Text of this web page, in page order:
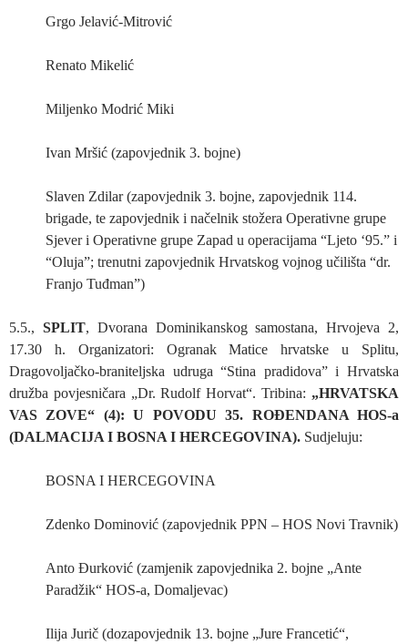
Grgo Jelavić-Mitrović
Renato Mikelić
Miljenko Modrić Miki
Ivan Mršić (zapovjednik 3. bojne)
Slaven Zdilar (zapovjednik 3. bojne, zapovjednik 114.
brigade, te zapovjednik i načelnik stožera Operativne grupe
Sjever i Operativne grupe Zapad u operacijama “Ljeto ‘95.” i
“Oluja”; trenutni zapovjednik Hrvatskog vojnog učilišta “dr.
Franjo Tuđman”)
5.5., SPLIT, Dvorana Dominikanskog samostana, Hrvojeva 2,
17.30 h. Organizatori: Ogranak Matice hrvatske u Splitu,
Dragovoljačko-braniteljska udruga “Stina pradidova” i Hrvatska
družba povjesničara „Dr. Rudolf Horvat“. Tribina: „HRVATSKA
VAS ZOVE“ (4): U POVODU 35. ROĐENDANA HOS-a
(DALMACIJA I BOSNA I HERCEGOVINA). Sudjeluju:
BOSNA I HERCEGOVINA
Zdenko Dominović (zapovjednik PPN – HOS Novi Travnik)
Anto Đurković (zamjenik zapovjednika 2. bojne „Ante
Paradžik“ HOS-a, Domaljevac)
Ilija Jurič (dozapovjednik 13. bojne „Jure Francetić“,